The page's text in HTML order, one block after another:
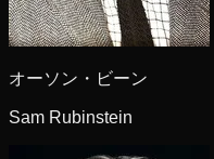
オーソン・ビーン
Sam Rubinstein